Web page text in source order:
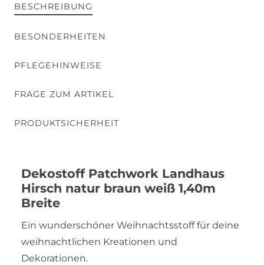
BESCHREIBUNG
BESONDERHEITEN
PFLEGEHINWEISE
FRAGE ZUM ARTIKEL
PRODUKTSICHERHEIT
Dekostoff Patchwork Landhaus
Hirsch natur braun weiß 1,40m
Breite
Ein wunderschöner Weihnachtsstoff für deine
weihnachtlichen Kreationen und
Dekorationen.